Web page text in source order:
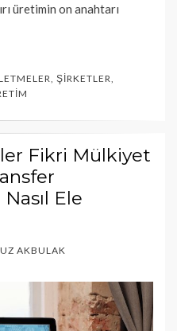
üretimin on anahtarı
, ŞIRKETLER,
Fikri Mülkiyet
Ele
AKBULAK